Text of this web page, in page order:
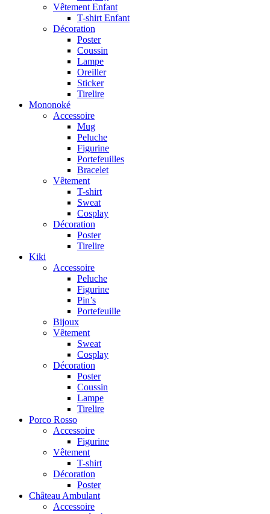
Vêtement Enfant
T-shirt Enfant
Décoration
Poster
Coussin
Lampe
Oreiller
Sticker
Tirelire
Mononoké
Accessoire
Mug
Peluche
Figurine
Portefeuilles
Bracelet
Vêtement
T-shirt
Sweat
Cosplay
Décoration
Poster
Tirelire
Kiki
Accessoire
Peluche
Figurine
Pin’s
Portefeuille
Bijoux
Vêtement
Sweat
Cosplay
Décoration
Poster
Coussin
Lampe
Tirelire
Porco Rosso
Accessoire
Figurine
Vêtement
T-shirt
Décoration
Poster
Château Ambulant
Accessoire